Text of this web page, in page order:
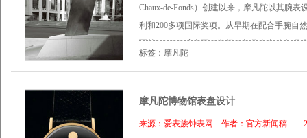
米） 型号：0606284 产品资料（女款）： 机
芯，经过特别设计的自动盘，带有Movado红
（26毫米） 型号：0606289
设计。女士协奏曲腕表则凭借柔美优雅的设
释了女性典雅灵动的气质。 摩凡陀协奏曲系
优质瑞士自动机芯。 表盘： 三指针黑色
刻度环, 深浅相间的时标，12时位为经典的镀
0606289 摩凡陀Serio思锐系列情侣对表 摩凡
表，将是情人们的明智选择。黑色Museum®
为经典的银色标志性凹面太阳圆点设计，配
面玫瑰金色时标；灰色/玫瑰金色24小时时区
抛光黑色PVD涂层和实心高性能不锈钢，配
印有白色的世界城市名称；防刮伤蓝宝石水
Chaux-de-Fonds）创建以来，摩凡陀以其腕
利和200多项国际奖项。从早期在配合手腕自
面的Polyplan腕表至20世纪50年代由自动盘驱
看不到任何数字，单一圆点位于12时位置，
标签：摩凡陀
摩凡陀博物馆表盘设计
来源： 爱表族钟表网 作者： 官方新闻稿